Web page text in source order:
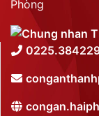
Phòng